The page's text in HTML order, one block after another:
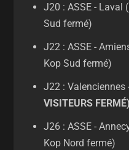
J20 : ASSE - Laval
Sud fermé)
J22 : ASSE -
Kop Sud fermé)
J22 : Valenciennes
VISITEURS FERMÉ)
J26 : ASSE -
Kop Nord fermé)